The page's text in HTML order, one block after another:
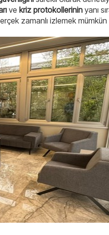
ve kriz protokollerinin yanı
zamanlı izlemek